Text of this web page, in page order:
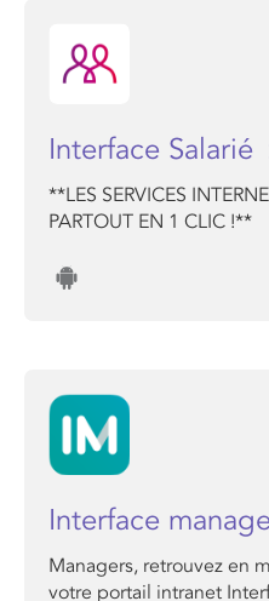
Interface Salarié
**LES SERVICES
PARTOUT EN 1 CLIC !**
Interface
Managers, retrouvez en
votre portail intranet